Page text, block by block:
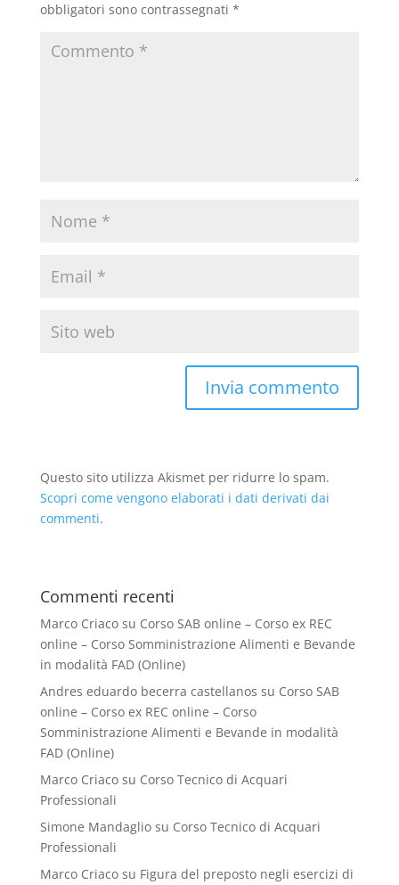
obbligatori sono contrassegnati *
Questo sito utilizza Akismet per ridurre lo spam.
Scopri come vengono elaborati i dati derivati dai
commenti.
Commenti recenti
Marco Criacosu Corso SAB online – Corso ex REC
online – Corso Somministrazione Alimenti e Bevande
in modalità FAD (Online)
Andres eduardo becerra castellanos su Corso SAB
online – Corso ex REC online – Corso
Somministrazione Alimenti e Bevande in modalità
FAD (Online)
Marco Criacosu Corso Tecnico di Acquari
Professionali
Simone Mandagliosu Corso Tecnico di Acquari
Professionali
Marco Criacosu Figura del preposto negli esercizi di